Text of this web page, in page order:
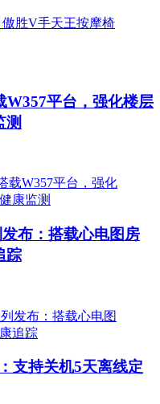
W357平台，强化楼层
测
布：搭载心电图房
踪
支持关机5天离线定